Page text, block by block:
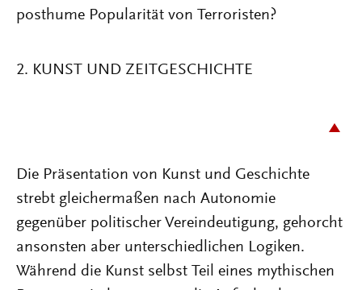
posthume Popularität von Terroristen?
2. KUNST UND ZEITGESCHICHTE
Die Präsentation von Kunst und Geschichte
strebt gleichermaßen nach Autonomie
gegenüber politischer Vereindeutigung, gehorcht
ansonsten aber unterschiedlichen Logiken.
Während die Kunst selbst Teil eines mythischen